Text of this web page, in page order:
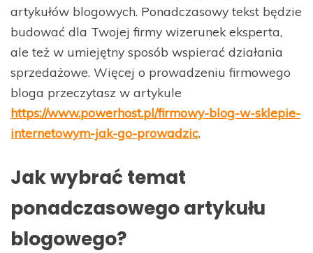
artykułów blogowych. Ponadczasowy tekst będzie
budować dla Twojej firmy wizerunek eksperta,
ale też w umiejętny sposób wspierać działania
sprzedażowe. Więcej o prowadzeniu firmowego
bloga przeczytasz w artykule
https://www.powerhost.pl/firmowy-blog-w-sklepie-
internetowym-jak-go-prowadzic.
Jak wybrać temat
ponadczasowego artykułu
blogowego?